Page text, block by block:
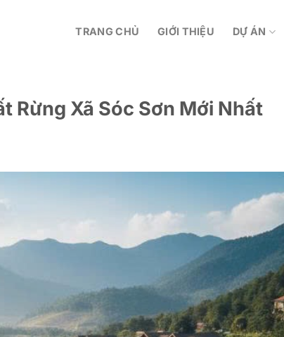
TRANG CHỦ GIỚI THIỆU DỰ ÁN
Rừng Xã Sóc Sơn Mới Nhất